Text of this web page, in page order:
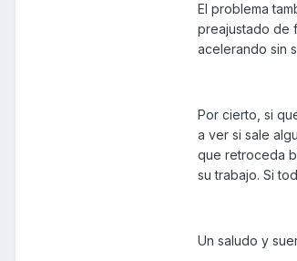
El problema
preajustado de
acelerando sin
Por cierto, si
a ver si sale
que retroceda
su trabajo. Si
Un saludo y